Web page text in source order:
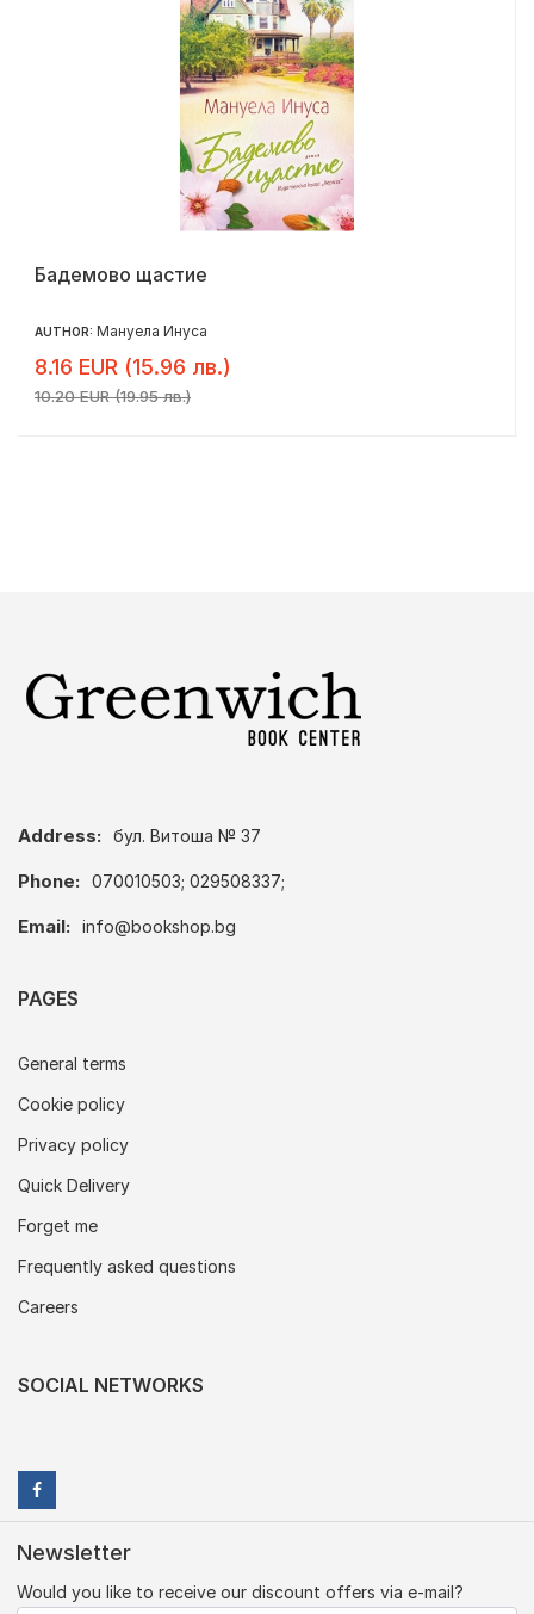
Бадемово щастие
AUTHOR: Мануела Инуса
8.16 EUR (15.96 лв.)
10.20 EUR (19.95 лв.)
Address: бул. Витоша № 37
Phone: 070010503; 029508337;
Email: info@bookshop.bg
PAGES
General terms
Cookie policy
Privacy policy
Quick Delivery
Forget me
Frequently asked questions
Careers
SOCIAL NETWORKS
Newsletter
Would you like to receive our discount offers via e-mail?